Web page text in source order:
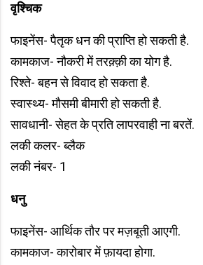
वृश्चिक
फाइनेंस- पैतृक धन की प्राप्ति हो सकती है.
कामकाज- नौकरी में तरक़्क़ी का योग है.
रिश्ते- बहन से विवाद हो सकता है.
स्वास्थ्य- मौसमी बीमारी हो सकती है.
सावधानी- सेहत के प्रति लापरवाही ना बरतें.
लकी कलर- ब्लैक
लकी नंबर- 1
धनु
फाइनेंस- आर्थिक तौर पर मज़बूती आएगी.
कामकाज- कारोबार में फ़ायदा होगा.